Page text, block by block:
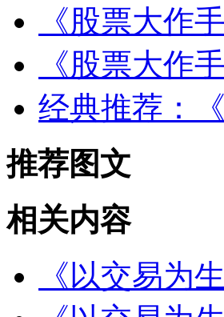
《股票大作
《股票大作
经典推荐：
推荐图文
相关内容
《以交易为